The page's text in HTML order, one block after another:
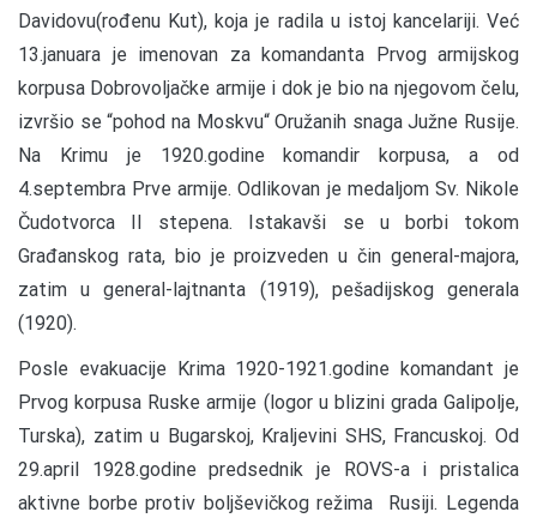
Davidovu(rođenu Kut), koja je radila u istoj kancelariji. Već
13.januara je imenovan za komandanta Prvog armijskog
korpusa Dobrovoljačke armije i dok je bio na njegovom čelu,
izvršio se “pohod na Moskvu“ Oružanih snaga Južne Rusije.
Na Krimu je 1920.godine komandir korpusa, a od
4.septembra Prve armije. Odlikovan je medaljom Sv. Nikole
Čudotvorca II stepena. Istakavši se u borbi tokom
Građanskog rata, bio je proizveden u čin general-majora,
zatim u general-lajtnanta (1919), pešadijskog generala
(1920).
Posle evakuacije Krima 1920-1921.godine komandant je
Prvog korpusa Ruske armije (logor u blizini grada Galipolje,
Turska), zatim u Bugarskoj, Kraljevini SHS, Francuskoj. Od
29.april 1928.godine predsednik je ROVS-a i pristalica
aktivne borbe protiv boljševičkog režima Rusiji. Legenda